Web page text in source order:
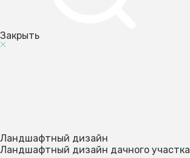
Закрыть
Ландшафтный дизайн
Ландшафтный дизайн дачного участка